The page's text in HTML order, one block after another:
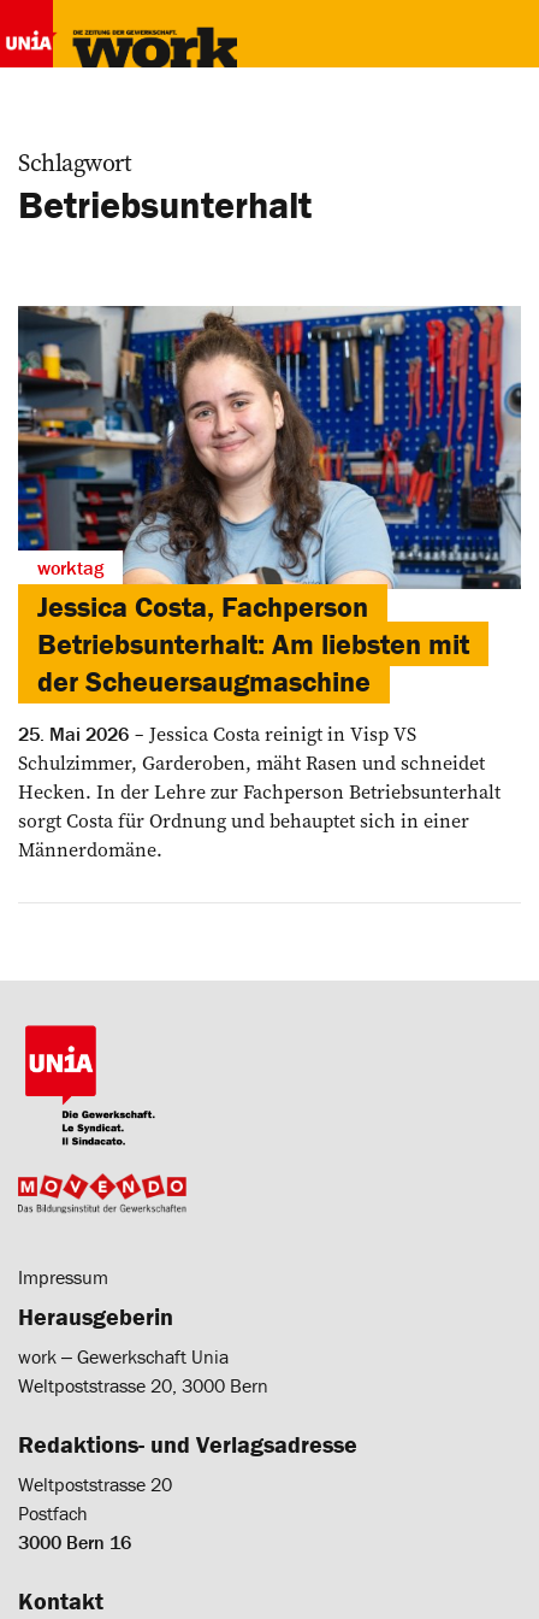
Schlagwort
Betriebsunterhalt
worktag
Jessica Costa, Fachperson
Betriebsunterhalt: Am liebsten mit
der Scheuersaugmaschine
25. Mai 2026
Jessica Costa reinigt in Visp VS
Schulzimmer, Garderoben, mäht Rasen und schneidet
Hecken. In der Lehre zur Fachperson Betriebsunterhalt
sorgt Costa für Ordnung und behauptet sich in einer
Männerdomäne.
Impressum
Herausgeberin
work ‒ Gewerkschaft Unia
Weltpoststrasse 20, 3000 Bern
Redaktions- und Verlagsadresse
Weltpoststrasse 20
Postfach
3000 Bern 16
Kontakt